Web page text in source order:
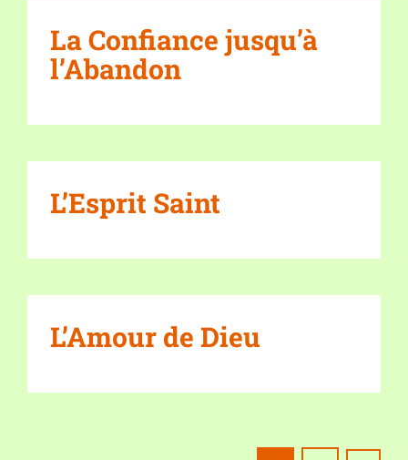
La Confiance jusqu’à
l’Abandon
L’Esprit Saint
L’Amour de Dieu